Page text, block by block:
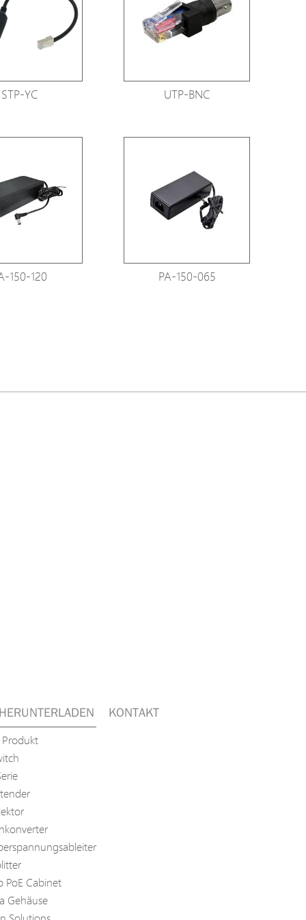
Avigilon Solutions
Axis Solutions
STP-YC UTP-BNC
150-120 PA-150-065
PoE Cabinet
Gehäuse
KONTAKT